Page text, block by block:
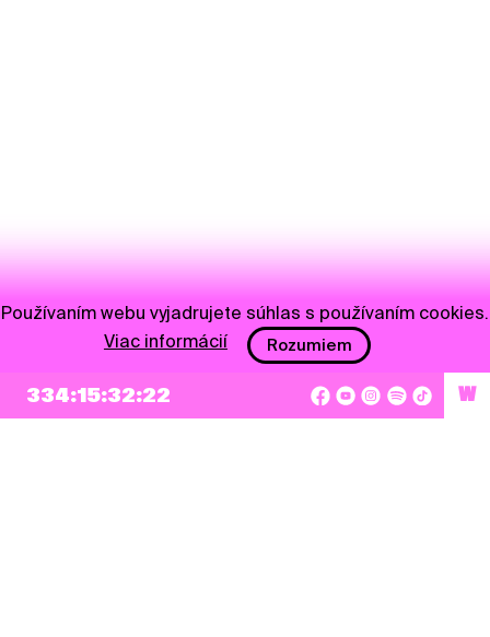
334:15:32:22 W
Používaním webu vyjadrujete súhlas s používaním cookies.
Viac informácií
Rozumiem